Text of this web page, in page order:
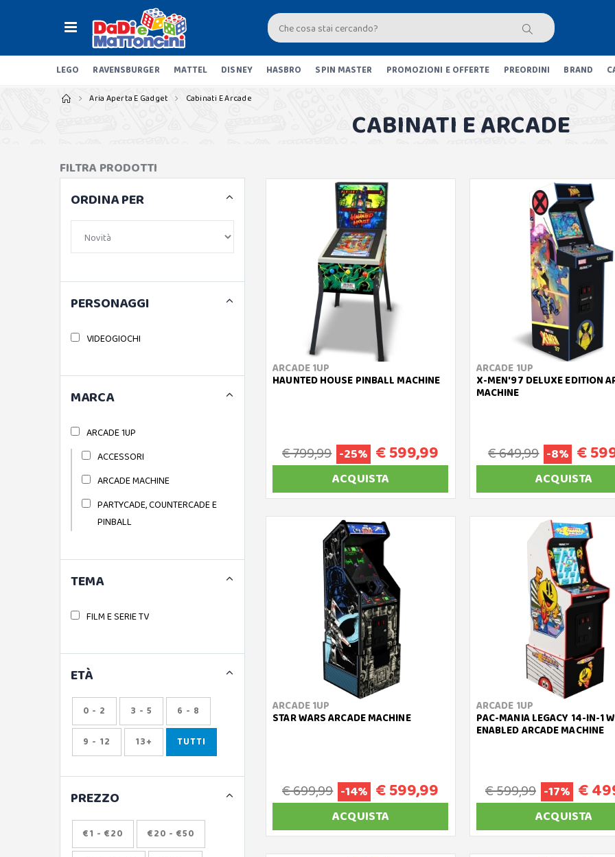
LEGO RAVENSBURGER MATTEL DISNEY HASBRO SPIN MASTER PROMOZIONI E OFFERTE PREORDINI BRAND
Aria Aperta E Gadget Cabinati E Arcade
CABINATI E ARCADE
ARCADE 1UP
HAUNTED HOUSE PINBALL MACHINE
€ 799,99 -25% € 599,99
ACQUISTA
ARCADE 1UP
X-MEN'97 DELUXE EDITION
MACHINE
€ 649,99 -8% €
ACQUISTA
ARCADE 1UP
STAR WARS ARCADE MACHINE
€ 699,99 -14% € 599,99
ACQUISTA
ARCADE 1UP
PAC-MANIA LEGACY 14-IN-1
ENABLED ARCADE MACHINE
€ 599,99 -17% €
ACQUISTA
FILTRA PRODOTTI
ORDINA PER
PERSONAGGI
VIDEOGIOCHI
MARCA
ARCADE 1UP
ACCESSORI
ARCADE MACHINE
PARTYCADE, COUNTERCADE E
PINBALL
TEMA
FILM E SERIE TV
ETÀ
0 - 2 3 - 5 6 - 8
9 - 12 13+ TUTTI
PREZZO
€1 - €20 €20 - €50